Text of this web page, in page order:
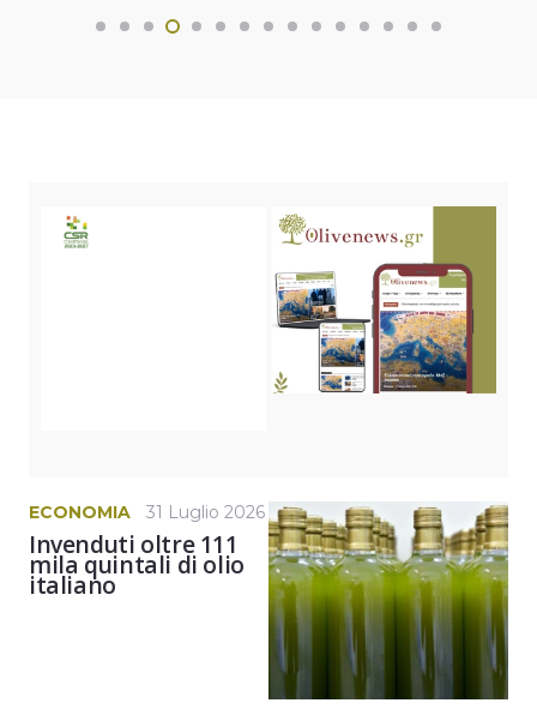
ECONOMIA 31 Luglio 2026
Invenduti oltre 111
mila quintali di olio
italiano